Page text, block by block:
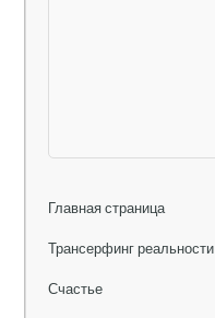
Главная страница
Трансерфинг реальности
Счастье